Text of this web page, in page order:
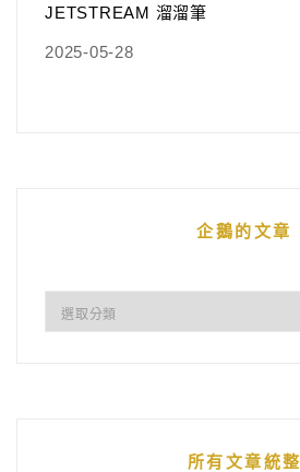
JETSTREAM 溜溜筆
2025-05-28
企鵝的文章
所有文章統整